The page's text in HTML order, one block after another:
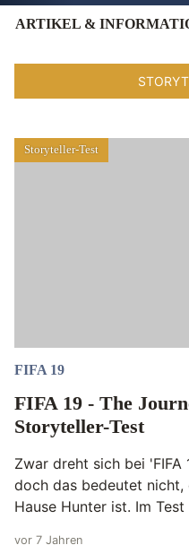
ARTIKEL &
Storyteller-Test
FIFA 19
FIFA 19 - The
Storyteller-Test
Zwar dreht sich bei 'FIFA
doch das bedeutet nicht,
Hause Hunter ist. Im
vor 7 Jahren